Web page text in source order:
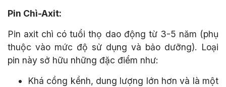
Pin Chì-Axit:
Pin axit chì có tuổi thọ dao động từ 3-5 năm (phụ
thuộc vào mức độ sử dụng và bảo dưỡng). Loại
pin này sở hữu những đặc điểm như:
Khá cồng kềnh, dung lượng lớn hơn và là một